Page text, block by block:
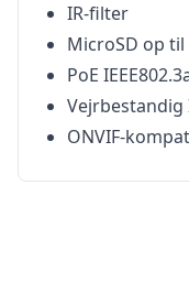
IR-filter
MicroSD op til
PoE
Vejrbestandig
ONVIF-